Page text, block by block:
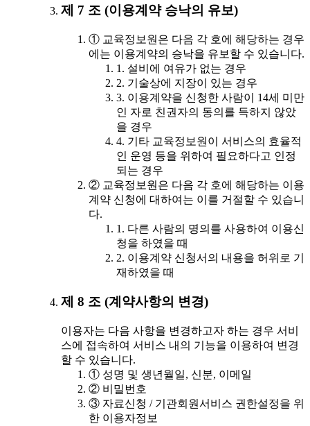
제 7 조 (이용계약 승낙의 유보)
① 교육정보원은 다음 각 호에 해당하는 경우
에는 이용계약의 승낙을 유보할 수 있습니다.
1. 설비에 여유가 없는 경우
2. 기술상에 지장이 있는 경우
3. 이용계약을 신청한 사람이 14세 미만
인 자로 친권자의 동의를 득하지 않았
을 경우
4. 기타 교육정보원이 서비스의 효율적
인 운영 등을 위하여 필요하다고 인정
되는 경우
② 교육정보원은 다음 각 호에 해당하는 이용
계약 신청에 대하여는 이를 거절할 수 있습니
다.
1. 다른 사람의 명의를 사용하여 이용신
청을 하였을 때
2. 이용계약 신청서의 내용을 허위로 기
재하였을 때
제 8 조 (계약사항의 변경)
이용자는 다음 사항을 변경하고자 하는 경우 서비
스에 접속하여 서비스 내의 기능을 이용하여 변경
할 수 있습니다.
① 성명 및 생년월일, 신분, 이메일
② 비밀번호
③ 자료신청 / 기관회원서비스 권한설정을 위
한 이용자정보